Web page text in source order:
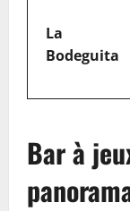
La
Bodeguita
Bar à